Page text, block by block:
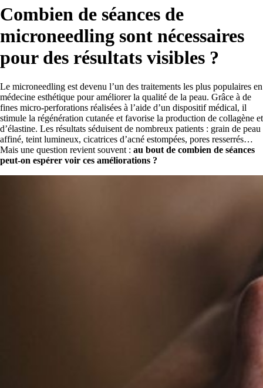
Combien de séances de
microneedling sont nécessaires
pour des résultats visibles ?
Le microneedling est devenu l’un des traitements les plus populaires en
médecine esthétique pour améliorer la qualité de la peau. Grâce à de
fines micro-perforations réalisées à l’aide d’un dispositif médical, il
stimule la régénération cutanée et favorise la production de collagène et
d’élastine. Les résultats séduisent de nombreux patients : grain de peau
affiné, teint lumineux, cicatrices d’acné estompées, pores resserrés…
Mais une question revient souvent : au bout de combien de séances
peut-on espérer voir ces améliorations ?